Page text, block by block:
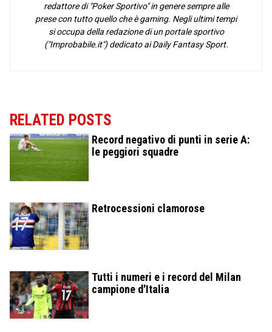
redattore di "Poker Sportivo" in genere sempre alle
prese con tutto quello che è gaming. Negli ultimi tempi
si occupa della redazione di un portale sportivo
("Improbabile.it") dedicato ai Daily Fantasy Sport.
RELATED POSTS
Record negativo di punti in serie A:
le peggiori squadre
Retrocessioni clamorose
Tutti i numeri e i record del Milan
campione d'Italia